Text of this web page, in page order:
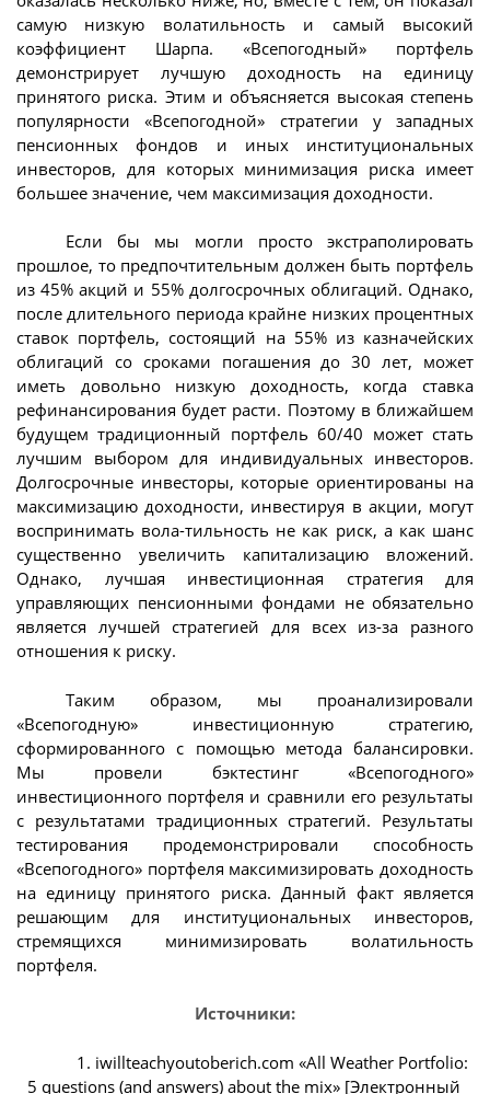
самую низкую волатильность и самый высокий
коэффициент Шарпа. «Всепогодный» портфель
демонстрирует лучшую доходность на единицу
принятого риска. Этим и объясняется высокая степень
популярности «Всепогодной» стратегии у западных
пенсионных фондов и иных институциональных
инвесторов, для которых минимизация риска имеет
большее значение, чем максимизация доходности.
Если бы мы могли просто экстраполировать
прошлое, то предпочтительным должен быть портфель
из 45% акций и 55% долгосрочных облигаций. Однако,
после длительного периода крайне низких процентных
ставок портфель, состоящий на 55% из казначейских
облигаций со сроками погашения до 30 лет, может
иметь довольно низкую доходность, когда ставка
рефинансирования будет расти. Поэтому в ближайшем
будущем традиционный портфель 60/40 может стать
лучшим выбором для индивидуальных инвесторов.
Долгосрочные инвесторы, которые ориентированы на
максимизацию доходности, инвестируя в акции, могут
воспринимать вола-тильность не как риск, а как шанс
существенно увеличить капитализацию вложений.
Однако, лучшая инвестиционная стратегия для
управляющих пенсионными фондами не обязательно
является лучшей стратегией для всех из-за разного
отношения к риску.
Таким образом, мы проанализировали
«Всепогодную» инвестиционную стратегию,
сформированного с помощью метода балансировки.
Мы провели бэктестинг «Всепогодного»
инвестиционного портфеля и сравнили его результаты
с результатами традиционных стратегий. Результаты
тестирования продемонстрировали способность
«Всепогодного» портфеля максимизировать доходность
на единицу принятого риска. Данный факт является
решающим для институциональных инвесторов,
стремящихся минимизировать волатильность
портфеля.
Источники:
1. iwillteachyoutoberich.com «All Weather Portfolio:
5 questions (and answers) about the mix» [Электронный